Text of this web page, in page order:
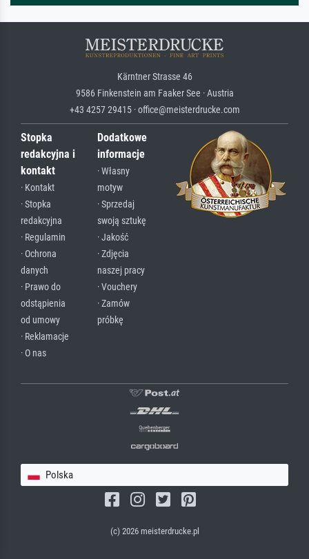
Kärntner Strasse 46
9586 Finkenstein am Faaker See · Austria
+43 4257 29415 · office@meisterdrucke.com
Stopka
redakcyjna i
kontakt
· Kontakt
· Stopka
redakcyjna
· Regulamin
· Ochrona
danych
· Prawo do
odstąpienia
od umowy
· Reklamacje
· O nas
Dodatkowe
informacje
· Własny
motyw
· Sprzedaj
swoją sztukę
· Jakość
· Zdjęcia
naszej pracy
· Vouchery
· Zamów
próbkę
Polska
(c) 2026 meisterdrucke.pl